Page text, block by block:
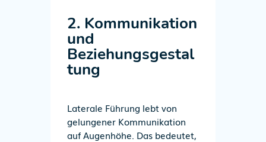
2. Kommunikation
und
Beziehungsgestal
tung
Laterale Führung lebt von
gelungener Kommunikation
auf Augenhöhe. Das bedeutet,